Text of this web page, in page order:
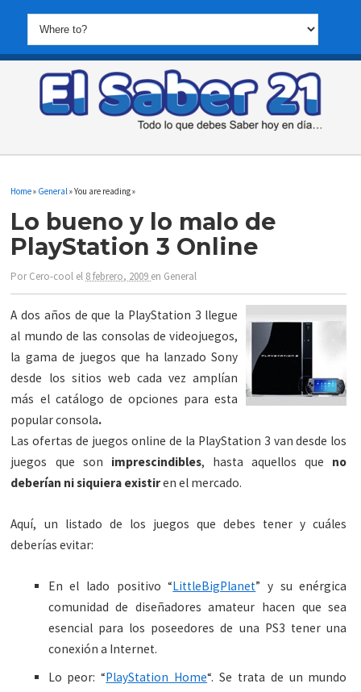
Home» General » You are reading »
Lo bueno y lo malo de
PlayStation 3 Online
PorCero-cool el 8 febrero, 2009 en General
A dos años de que la PlayStation 3 llegue
al mundo de las consolas de videojuegos,
la gama de juegos que ha lanzado Sony
desde los sitios web cada vez amplían
más el catálogo de opciones para esta
popular consola.
Las ofertas de juegos online de la PlayStation 3 van desde los
juegos que son imprescindibles, hasta aquellos que no
deberían ni siquiera existiren el mercado.
Aquí, un listado de los juegos que debes tener y cuáles
deberías evitar:
En el lado positivo “LittleBigPlanet” y su enérgica
comunidad de diseñadores amateur hacen que sea
esencial para los poseedores de una PS3 tener una
conexión a Internet.
Lo peor: “PlayStation Home“. Se trata de un mundo